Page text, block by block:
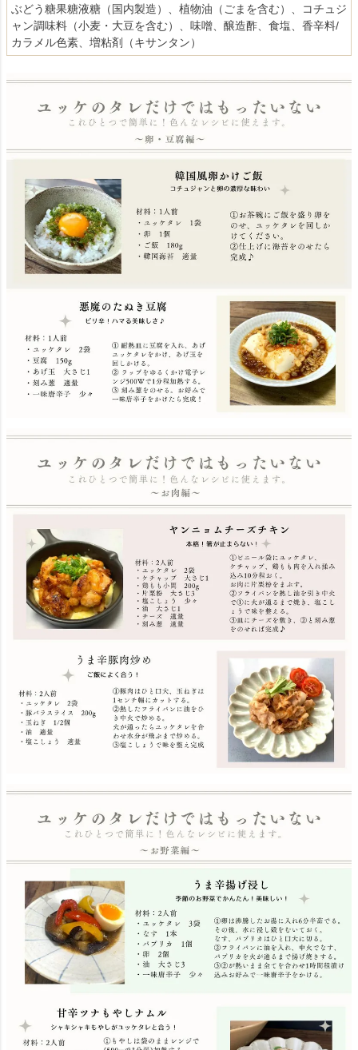
ぶどう糖果糖液糖（国内製造）、植物油（ごまを含む）、コチュジ
ャン調味料（小麦・大豆を含む）、味噌、醸造酢、食塩、香辛料/
カラメル色素、増粘剤（キサンタン）